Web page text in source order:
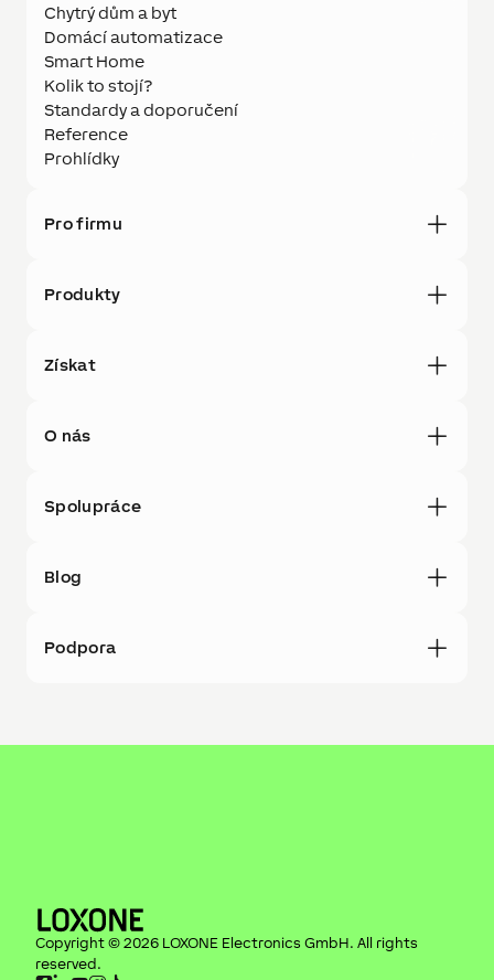
Chytrý dům a byt
Domácí automatizace
Smart Home
Kolik to stojí?
Standardy a doporučení
Reference
Prohlídky
Pro firmu
Produkty
Získat
O nás
Spolupráce
Blog
Podpora
Copyright © 2026 LOXONE Electronics GmbH. All rights
reserved.